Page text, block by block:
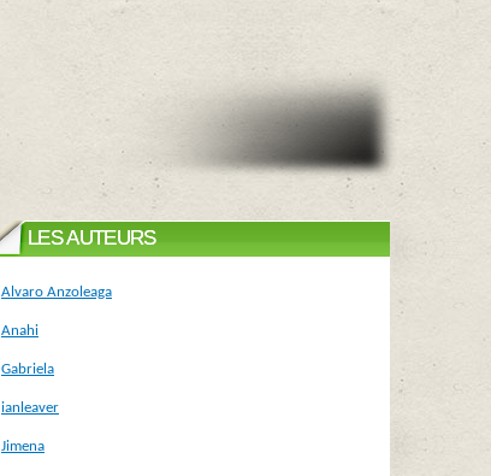
LES AUTEURS
Alvaro Anzoleaga
Anahi
Gabriela
ianleaver
Jimena